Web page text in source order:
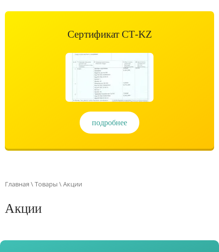
Сертификат СТ-KZ
подробнее
Главная \Товары \ Акции
Акции